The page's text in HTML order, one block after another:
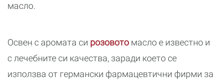
масло.
Освен с аромата си розовото масло е известно и
с лечебните си качества, заради което се
използва от германски фармацевтични фирми за